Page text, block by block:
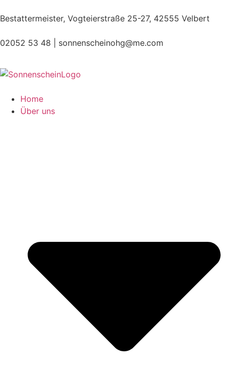
Bestattermeister, Vogteierstraße 25-27, 42555 Velbert
02052 53 48 | sonnenscheinohg@me.com
Home
Über uns